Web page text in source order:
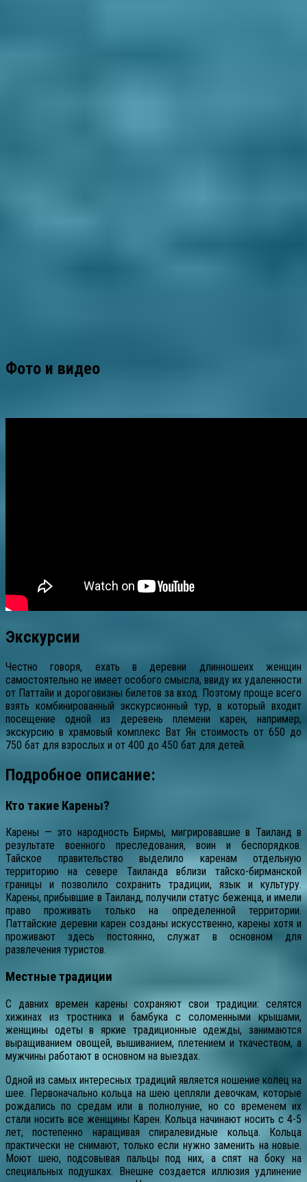
Фото и видео
Экскурсии
Честно говоря, ехать в деревни длинношеих женщин
самостоятельно не имеет особого смысла, ввиду их удаленности
от Паттайи и дороговизны билетов за вход. Поэтому проще всего
взять комбинированный экскурсионный тур, в который входит
посещение одной из деревень племени карен, например,
экскурсию в храмовый комплекс Ват Ян стоимость от 650 до
750 бат для взрослых и от 400 до 450 бат для детей.
Подробное описание:
Кто такие Карены?
Карены — это народность Бирмы, мигрировавшие в Таиланд в
результате военного преследования, воин и беспорядков.
Тайское правительство выделило каренам отдельную
территорию на севере Таиланда вблизи тайско-бирманской
границы и позволило сохранить традиции, язык и культуру.
Карены, прибывшие в Таиланд, получили статус беженца, и имели
право проживать только на определенной территории.
Паттайские деревни карен созданы искусственно, карены хотя и
проживают здесь постоянно, служат в основном для
развлечения туристов.
Местные традиции
С давних времен карены сохраняют свои традиции: селятся
хижинах из тростника и бамбука с соломенными крышами,
женщины одеты в яркие традиционные одежды, занимаются
выращиванием овощей, вышиванием, плетением и ткачеством, а
мужчины работают в основном на выездах.
Одной из самых интересных традиций является ношение колец на
шее. Первоначально кольца на шею цепляли девочкам, которые
рождались по средам или в полнолуние, но со временем их
стали носить все женщины Карен. Кольца начинают носить с 4-5
лет, постепенно наращивая спиралевидные кольца. Кольца
практически не снимают, только если нужно заменить на новые.
Моют шею, подсовывая пальцы под них, а спят на боку на
специальных подушках. Внешне создается иллюзия удлинение